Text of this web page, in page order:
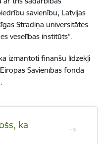
savienību, Latvijas
Stradiņa universitātes
veselības institūts”.
izmantoti finanšu līdzekļi
Savienības fonda
ka